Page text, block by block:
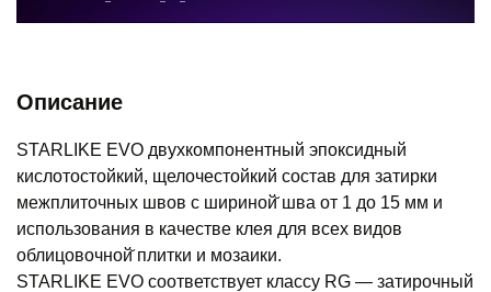
Описание
STARLIKE EVO двухкомпонентный эпоксидный
кислотостойкий, щелочестойкий состав для затирки
межплиточных швов с шириной̆ шва от 1 до 15 мм и
использования в качестве клея для всех видов
облицовочной̆ плитки и мозаики.
STARLIKE EVO соответствует классу RG — затирочный